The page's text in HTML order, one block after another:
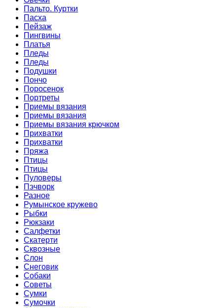
Пальто. Куртки
Пасха
Пейзаж
Пингвины
Платья
Пледы
Пледы
Подушки
Пончо
Поросенок
Портреты
Приемы вязания
Приемы вязания
Приемы вязания крючком
Прихватки
Прихватки
Пряжа
Птицы
Птицы
Пуловеры
Пэчворк
Разное
Румынское кружево
Рыбки
Рюкзаки
Салфетки
Скатерти
Сквозные
Слон
Снеговик
Собаки
Советы
Сумки
Сумочки